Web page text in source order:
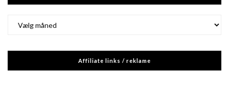
Affiliate links / reklame